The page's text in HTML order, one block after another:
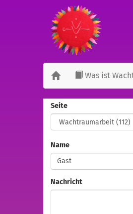
Was ist
Seite
Name
Nachricht